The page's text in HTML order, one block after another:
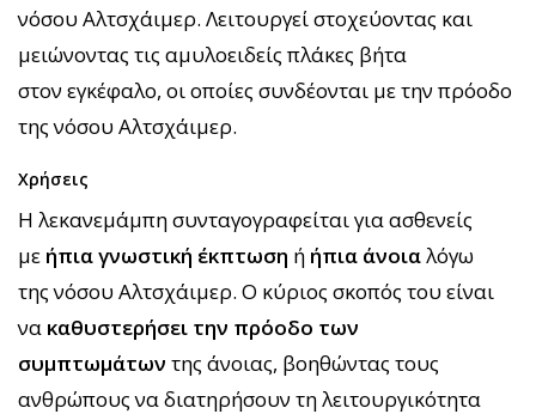
νόσου Αλτσχάιμερ. Λειτουργεί στοχεύοντας και
μειώνοντας τις αμυλοειδείς πλάκες βήτα
στον εγκέφαλο, οι οποίες συνδέονται με την πρόοδο
της νόσου Αλτσχάιμερ.
Χρήσεις
Η λεκανεμάμπη συνταγογραφείται για ασθενείς
με ήπια γνωστική έκπτωση ή ήπια άνοιαλόγω
της νόσου Αλτσχάιμερ. Ο κύριος σκοπός του είναι
να καθυστερήσει την πρόοδο των
συμπτωμάτων της άνοιας, βοηθώντας τους
ανθρώπους να διατηρήσουν τη λειτουργικότητα